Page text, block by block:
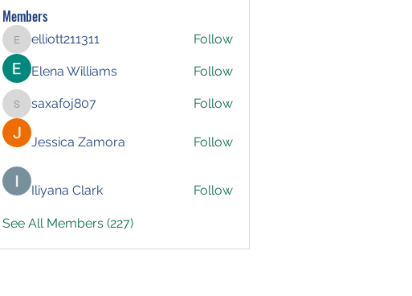
Members
elliott211311
elliott211311 Follow
Elena Williams Follow
saxafoj807
saxafoj807 Follow
Jessica Zamora Follow
Iliyana Clark Follow
See All Members (227)